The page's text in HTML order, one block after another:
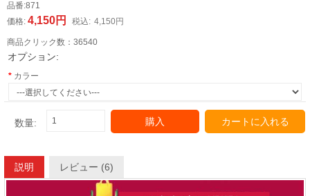
品番:871
価格: 4,150円 税込: 4,150円
商品クリック数： 36540
オプション:
カラー
数量: 購入 カートに入れる
説明 レビュー (6)